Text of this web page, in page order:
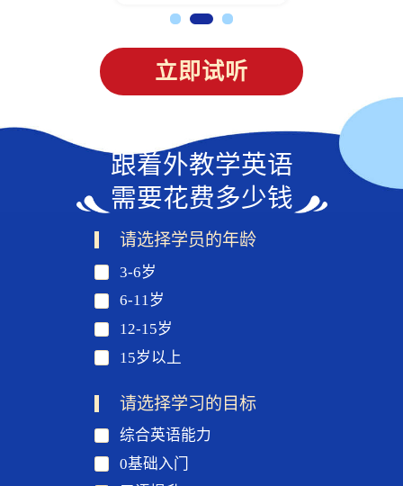
立即试听
跟着外教学英语
需要花费多少钱
请选择学员的年龄
3-6岁
6-11岁
12-15岁
15岁以上
请选择学习的目标
综合英语能力
0基础入门